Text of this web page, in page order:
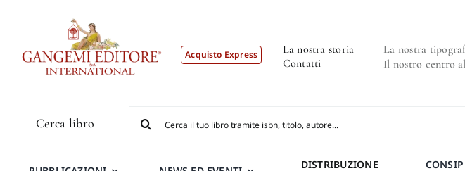
Acquisto Express
La nostra storia
Contatti
La nostra
Il nostro centro
Cerca libro
per:
DISTRIBUZIONE